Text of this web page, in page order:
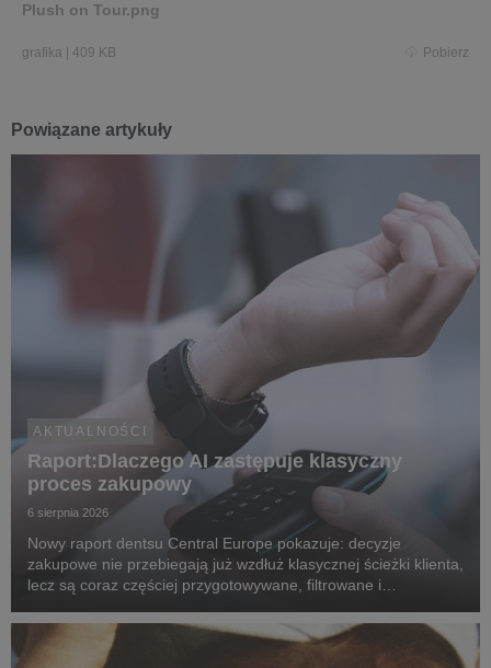
Plush on Tour.png
grafika 409 KB Pobierz
Powiązane artykuły
AKTUALNOŚCI
Raport:Dlaczego AI zastępuje klasyczny
proces zakupowy
6 sierpnia 2026
Nowy raport dentsu Central Europe pokazuje: decyzje
zakupowe nie przebiegają już wzdłuż klasycznej ścieżki klienta,
lecz są coraz częściej przygotowywane, filtrowane i
inteligencji.